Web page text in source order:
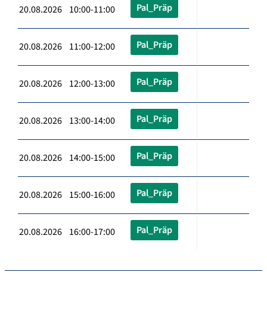
20.08.2026 10:00-11:00 Pal_Präp
20.08.2026 11:00-12:00 Pal_Präp
20.08.2026 12:00-13:00 Pal_Präp
20.08.2026 13:00-14:00 Pal_Präp
20.08.2026 14:00-15:00 Pal_Präp
20.08.2026 15:00-16:00 Pal_Präp
20.08.2026 16:00-17:00 Pal_Präp